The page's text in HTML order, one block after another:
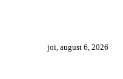
joi, august 6, 2026